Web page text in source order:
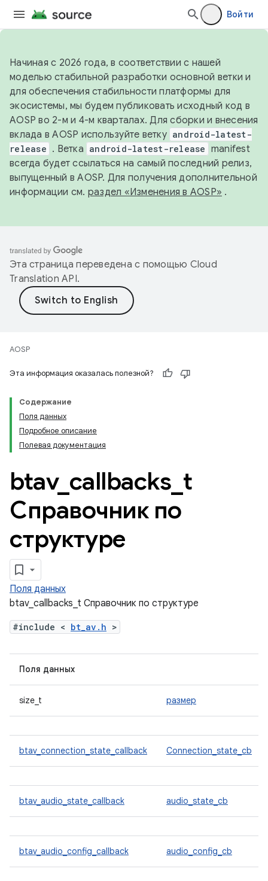
Войти
Начиная с 2026 года, в соответствии с нашей
моделью стабильной разработки основной ветки и
для обеспечения стабильности платформы для
экосистемы, мы будем публиковать исходный код в
AOSP во 2-м и 4-м кварталах. Для сборки и внесения
вклада в AOSP используйте ветку android-latest-
release . Ветка android-latest-release manifest
всегда будет ссылаться на самый последний релиз,
выпущенный в AOSP. Для получения дополнительной
информации см. раздел «Изменения в AOSP» .
Эта страница переведена с помощью Cloud
Translation API.
AOSP
Эта информация оказалась полезной?
Содержание
Поля данных
Подробное описание
Полевая документация
btav_ callbacks t
Справочник по
структуре
Поля данных
btav_callbacks_t Справочник по структуре
#include < bt_av.h >
Поля данных
size_t размер
btav_connection_state_callback Connection_state_cb
btav_audio_state_callback audio_state_cb
btav_audio_config_callback audio_config_cb